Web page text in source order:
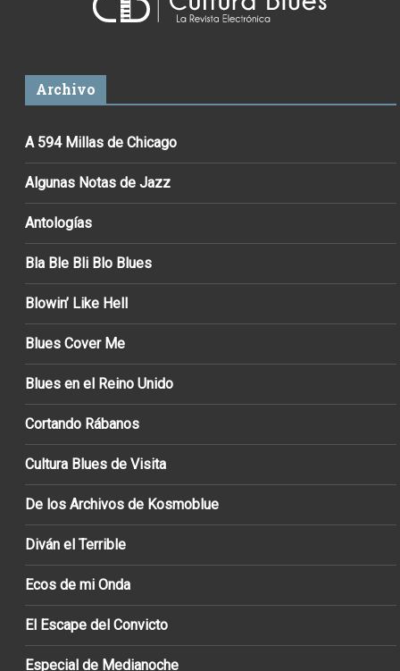
Archivo
A 594 Millas de Chicago
Algunas Notas de Jazz
Antologías
Bla Ble Bli Blo Blues
Blowin’ Like Hell
Blues Cover Me
Blues en el Reino Unido
Cortando Rábanos
Cultura Blues de Visita
De los Archivos de Kosmoblue
Diván el Terrible
Ecos de mi Onda
El Escape del Convicto
Especial de Medianoche